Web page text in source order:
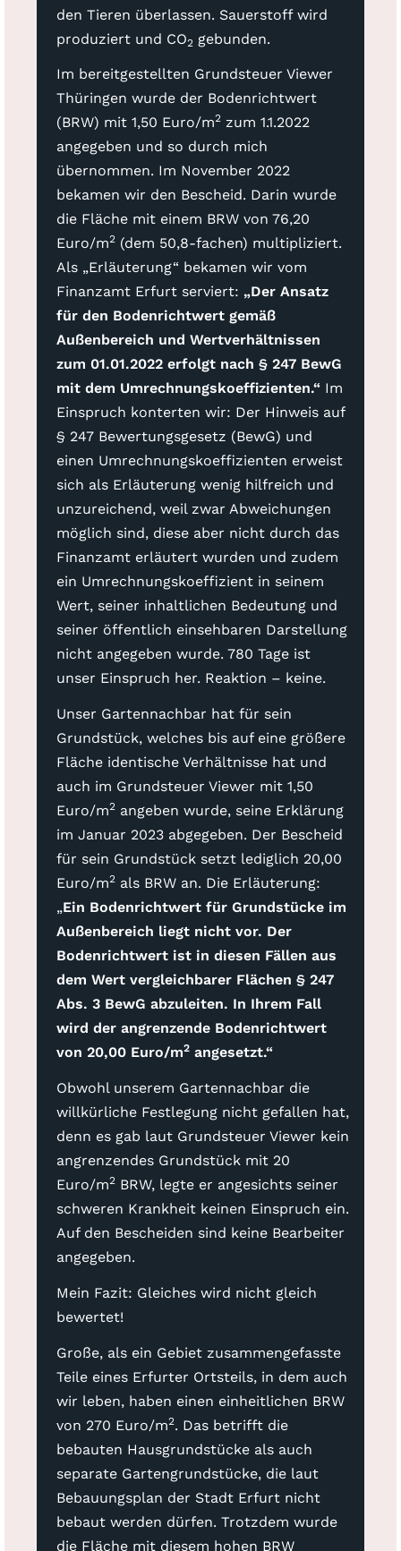
den Tieren überlassen. Sauerstoff wird
produziert und CO2 gebunden.
Im bereitgestellten Grundsteuer Viewer
Thüringen wurde der Bodenrichtwert
(BRW) mit 1,50 Euro/m2zum 1.1.2022
angegeben und so durch mich
übernommen. Im November 2022
bekamen wir den Bescheid. Darin wurde
die Fläche mit einem BRW von 76,20
Euro/m2(dem 50,8-fachen) multipliziert.
Als „Erläuterung“ bekamen wir vom
Finanzamt Erfurt serviert: „Der Ansatz
für den Bodenrichtwert gemäß
Außenbereich und Wertverhältnissen
zum 01.01.2022 erfolgt nach § 247 BewG
mit dem Umrechnungskoeffizienten.“Im
Einspruch konterten wir: Der Hinweis auf
§ 247 Bewertungsgesetz (BewG) und
einen Umrechnungskoeffizienten erweist
sich als Erläuterung wenig hilfreich und
unzureichend, weil zwar Abweichungen
möglich sind, diese aber nicht durch das
Finanzamt erläutert wurden und zudem
ein Umrechnungskoeffizient in seinem
Wert, seiner inhaltlichen Bedeutung und
seiner öffentlich einsehbaren Darstellung
nicht angegeben wurde. 780 Tage ist
unser Einspruch her. Reaktion – keine.
Unser Gartennachbar hat für sein
Grundstück, welches bis auf eine größere
Fläche identische Verhältnisse hat und
auch im Grundsteuer Viewer mit 1,50
Euro/m2angeben wurde, seine Erklärung
im Januar 2023 abgegeben. Der Bescheid
für sein Grundstück setzt lediglich 20,00
Euro/m2als BRW an. Die Erläuterung:
„Ein Bodenrichtwert für Grundstücke im
Außenbereich liegt nicht vor. Der
Bodenrichtwert ist in diesen Fällen aus
dem Wert vergleichbarer Flächen § 247
Abs. 3 BewG abzuleiten. In Ihrem Fall
wird der angrenzende Bodenrichtwert
von 20,00 Euro/m2angesetzt.“
Obwohl unserem Gartennachbar die
willkürliche Festlegung nicht gefallen hat,
denn es gab laut Grundsteuer Viewer kein
angrenzendes Grundstück mit 20
Euro/m2BRW, legte er angesichts seiner
schweren Krankheit keinen Einspruch ein.
Auf den Bescheiden sind keine Bearbeiter
angegeben.
Mein Fazit: Gleiches wird nicht gleich
bewertet!
Große, als ein Gebiet zusammengefasste
Teile eines Erfurter Ortsteils, in dem auch
wir leben, haben einen einheitlichen BRW
von 270 Euro/m2. Das betrifft die
bebauten Hausgrundstücke als auch
separate Gartengrundstücke, die laut
Bebauungsplan der Stadt Erfurt nicht
bebaut werden dürfen. Trotzdem wurde
die Fläche mit diesem hohen BRW